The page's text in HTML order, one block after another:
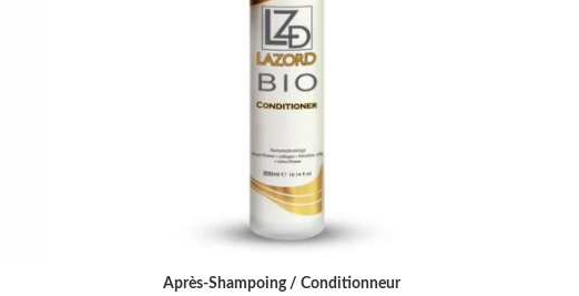
READ MORE
Après-Shampoing / Conditionneur